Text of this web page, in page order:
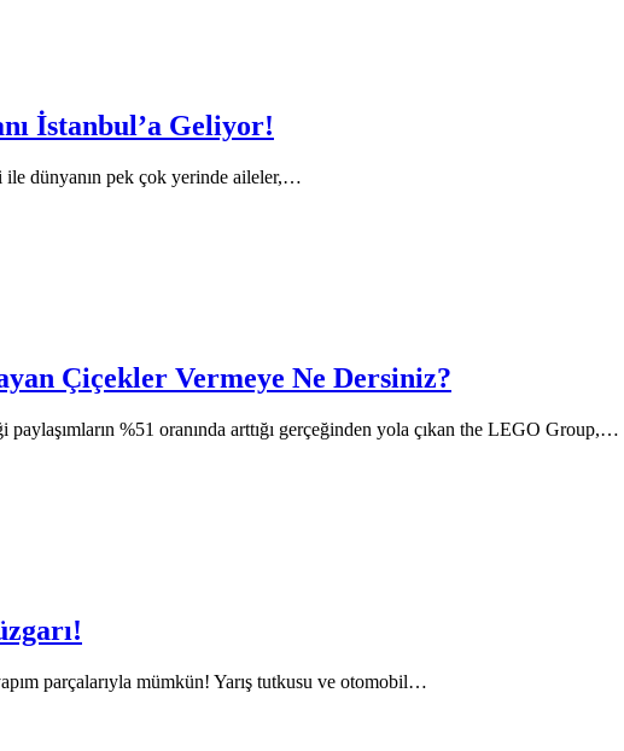
İstanbul’a Geliyor!
dünyanın pek çok yerinde aileler,…
Çiçekler Vermeye Ne Dersiniz?
paylaşımların %51 oranında arttığı gerçeğinden yola çıkan the LEGO Group,…
parçalarıyla mümkün! Yarış tutkusu ve otomobil…